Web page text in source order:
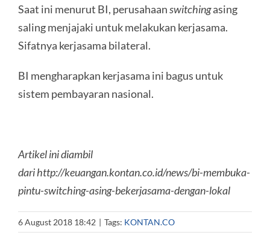
Saat ini menurut BI, perusahaanswitchingasing
saling menjajaki untuk melakukan kerjasama.
Sifatnya kerjasama bilateral.
BI mengharapkan kerjasama ini bagus untuk
sistem pembayaran nasional.
Artikel ini diambil
dari http://keuangan.kontan.co.id/news/bi-membuka-
pintu-switching-asing-bekerjasama-dengan-lokal
6 August 2018 18:42 | Tags: KONTAN.CO